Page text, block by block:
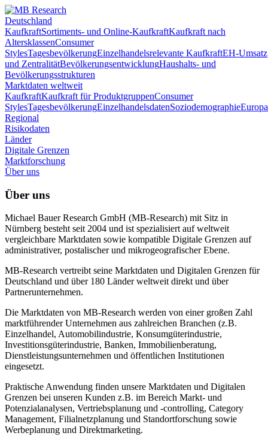
Deutschland
KaufkraftSortiments- und Online-KaufkraftKaufkraft nach
AltersklassenConsumer
StylesTagesbevölkerungEinzelhandelsrelevante KaufkraftEH-Umsatz
und ZentralitätBevölkerungsentwicklungHaushalts- und
Bevölkerungsstrukturen
Marktdaten weltweit
KaufkraftKaufkraft für ProduktgruppenConsumer
StylesTagesbevölkerungEinzelhandelsdatenSoziodemographieEuropa
Regional
Risikodaten
Länder
Digitale Grenzen
Marktforschung
Über uns
Über uns
Michael Bauer Research GmbH (MB-Research) mit Sitz in
Nürnberg besteht seit 2004 und ist spezialisiert auf weltweit
vergleichbare Marktdaten sowie kompatible Digitale Grenzen auf
administrativer, postalischer und mikrogeografischer Ebene.
MB-Research vertreibt seine Marktdaten und Digitalen Grenzen für
Deutschland und über 180 Länder weltweit direkt und über
Partnerunternehmen.
Die Marktdaten von MB-Research werden von einer großen Zahl
marktführender Unternehmen aus zahlreichen Branchen (z.B.
Einzelhandel, Automobilindustrie, Konsumgüterindustrie,
Investitionsgüterindustrie, Banken, Immobilienberatung,
Dienstleistungsunternehmen und öffentlichen Institutionen
eingesetzt.
Praktische Anwendung finden unsere Marktdaten und Digitalen
Grenzen bei unseren Kunden z.B. im Bereich Markt- und
Potenzialanalysen, Vertriebsplanung und -controlling, Category
Management, Filialnetzplanung und Standortforschung sowie
Werbeplanung und Direktmarketing.